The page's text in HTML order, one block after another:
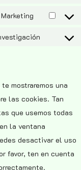
Marketing
mostraremos una
las cookies. Tan
que usemos todas
la ventana
desactivar el uso
favor, ten en cuenta